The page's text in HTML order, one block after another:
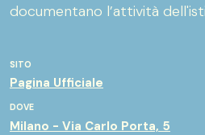
SITO
Pagina Ufficiale
DOVE
Milano - Via Carlo Porta, 5
documentano l’attività